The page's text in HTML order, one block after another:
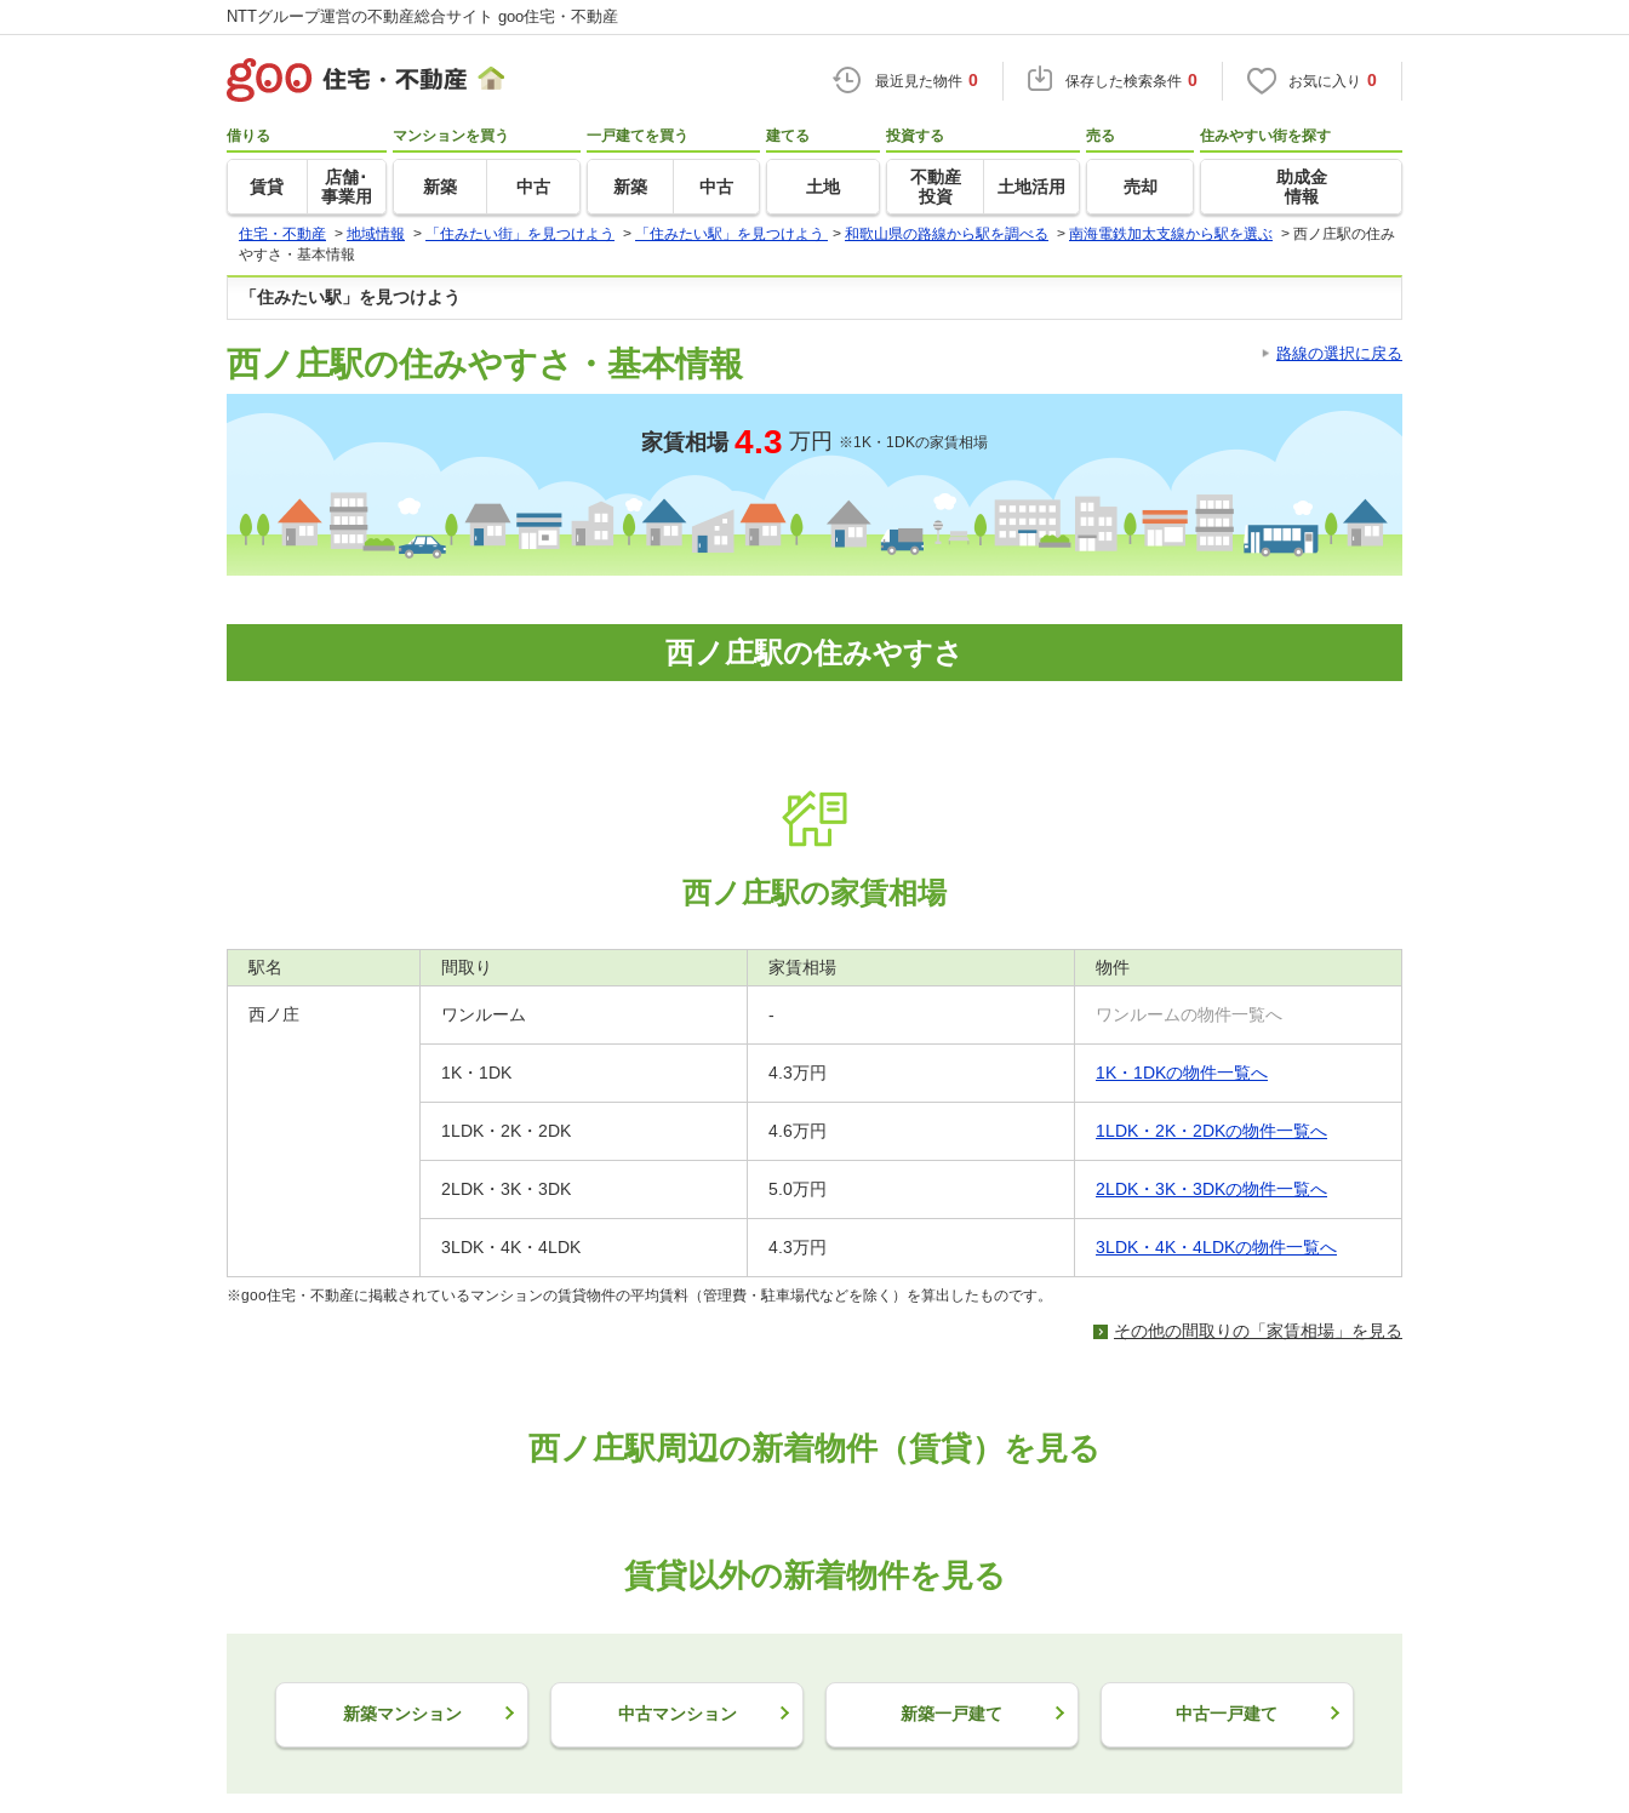
NTTグループ運営の不動産総合サイト goo住宅・不動産
最近見た物件 0 保存した検索条件 0 お気に入り 0
借りる
賃貸
店舗･
事業用
マンションを買う
新築 中古
一戸建てを買う
新築 中古
建てる
土地
投資する
不動産
投資
土地活用
売る
売却
住みやすい街を探す
助成金
情報
住宅・不動産 > 地域情報 > 「住みたい街」を見つけよう > 「住みたい駅」を見つけよう > 和歌山県の路線から駅を調べる > 南海電鉄加太支線から駅を選ぶ > 西ノ庄駅の住み
やすさ・基本情報
「住みたい駅」を見つけよう
西ノ庄駅の住みやすさ・基本情報 路線の選択に戻る
家賃相場 4.3 万円 ※1K・1DKの家賃相場
西ノ庄駅の住みやすさ
西ノ庄駅の家賃相場
駅名 間取り 家賃相場 物件
西ノ庄 ワンルーム - ワンルームの物件一覧へ
1K・1DK 4.3万円 1K・1DKの物件一覧へ
1LDK・2K・2DK 4.6万円 1LDK・2K・2DKの物件一覧へ
2LDK・3K・3DK 5.0万円 2LDK・3K・3DKの物件一覧へ
3LDK・4K・4LDK 4.3万円 3LDK・4K・4LDKの物件一覧へ
※goo住宅・不動産に掲載されているマンションの賃貸物件の平均賃料（管理費・駐車場代などを除く）を算出したものです。
その他の間取りの「家賃相場」を見る
西ノ庄駅周辺の新着物件（賃貸）を見る
賃貸以外の新着物件を見る
新築マンション 中古マンション 新築一戸建て 中古一戸建て